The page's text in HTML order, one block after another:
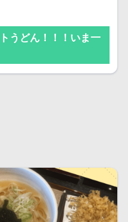
うどん！！！いま一